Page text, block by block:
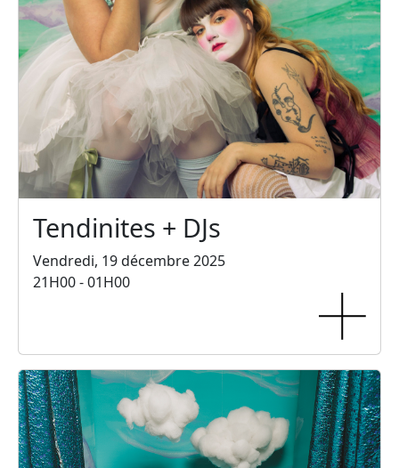
Tendinites + DJs
Vendredi, 19 décembre 2025
21H00 - 01H00